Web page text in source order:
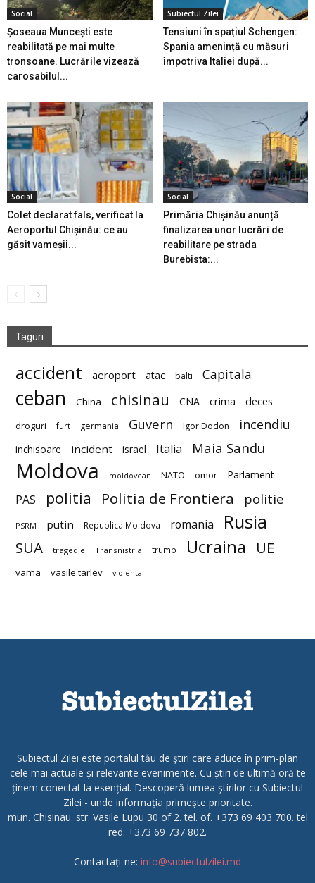
Social
Șoseaua Muncești este
reabilitată pe mai multe
tronsoane. Lucrările vizează
carosabilul...
Subiectul Zilei
Tensiuni în spațiul Schengen:
Spania amenință cu măsuri
împotriva Italiei după...
Social
Colet declarat fals, verificat la
Aeroportul Chișinău: ce au
găsit vameșii...
Social
Primăria Chișinău anunță
finalizarea unor lucrări de
reabilitare pe strada
Burebista:...
Taguri
accident aeroport atac balti Capitala
ceban China chisinau CNA crima deces
droguri furt germania Guvern Igor Dodon incendiu
inchisoare incident israel Italia Maia Sandu
Moldova moldovean NATO omor Parlament
PAS politia Politia de Frontiera politie
PSRM putin Republica Moldova romania Rusia
SUA tragedie Transnistria trump Ucraina UE
vama vasile tarlev violenta
Subiectul Zilei este portalul tău de știri care aduce în prim-plan
cele mai actuale și relevante evenimente. Cu știri de ultimă oră te
ținem conectat la esențial. Descoperă lumea știrilor cu Subiectul
Zilei - unde informația primește prioritate.
mun. Chisinau. str. Vasile Lupu 30 of 2. tel. of. +373 69 403 700. tel
red. +373 69 737 802.
Contactați-ne: info@subiectulzilei.md